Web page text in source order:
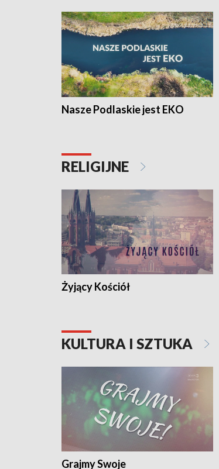
Nasze Podlaskie jest EKO
RELIGIJNE
Żyjący Kościół
KULTURA I SZTUKA
Grajmy Swoje